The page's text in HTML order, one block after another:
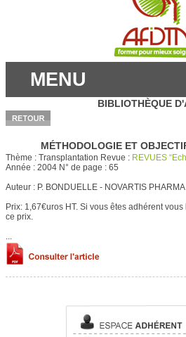
MENU
BIBLIOTHÈQUE
MÉTHODOLOGIE ET
Thème : Transplantation Revue : REVUES
Année : 2004 N° de page : 65
Auteur : P. BONDUELLE - NOVARTIS PHARMA
Prix: 1,67€uros HT. Si vous êtes adhérent
ce prix.
...